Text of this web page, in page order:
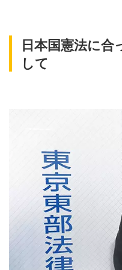
日本国憲法に合
して